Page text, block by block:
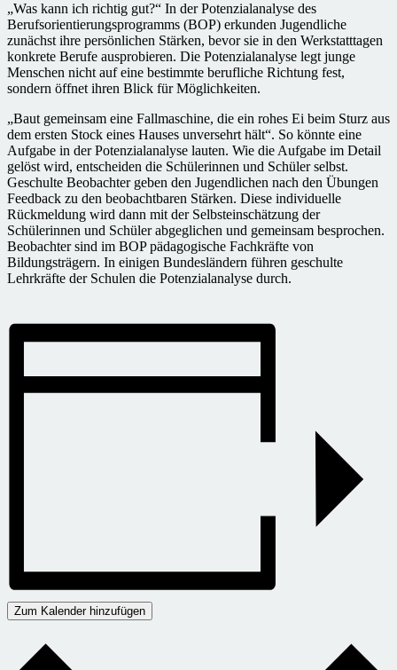
„Was kann ich richtig gut?“ In der Potenzialanalyse des
Berufsorientierungsprogramms (BOP) erkunden Jugendliche
zunächst ihre persönlichen Stärken, bevor sie in den Werkstatttagen
konkrete Berufe ausprobieren. Die Potenzialanalyse legt junge
Menschen nicht auf eine bestimmte berufliche Richtung fest,
sondern öffnet ihren Blick für Möglichkeiten.
„Baut gemeinsam eine Fallmaschine, die ein rohes Ei beim Sturz aus
dem ersten Stock eines Hauses unversehrt hält“. So könnte eine
Aufgabe in der Potenzialanalyse lauten. Wie die Aufgabe im Detail
gelöst wird, entscheiden die Schülerinnen und Schüler selbst.
Geschulte Beobachter geben den Jugendlichen nach den Übungen
Feedback zu den beobachtbaren Stärken. Diese individuelle
Rückmeldung wird dann mit der Selbsteinschätzung der
Schülerinnen und Schüler abgeglichen und gemeinsam besprochen.
Beobachter sind im BOP pädagogische Fachkräfte von
Bildungsträgern. In einigen Bundesländern führen geschulte
Lehrkräfte der Schulen die Potenzialanalyse durch.
Zum Kalender hinzufügen